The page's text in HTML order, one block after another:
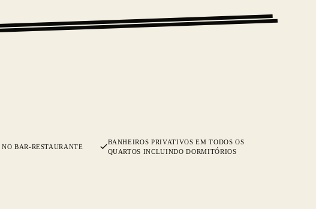
BAR-RESTAURANTE
BANHEIROS PRIVATIVOS EM TODOS OS
QUARTOS INCLUINDO DORMITÓRIOS